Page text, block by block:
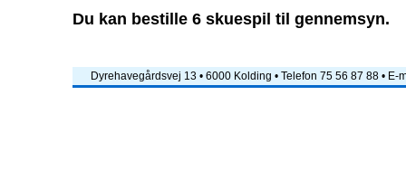
Du kan bestille 6 skuespil til gennemsyn.
Dyrehavegårdsvej 13 • 6000 Kolding • Telefon 75 56 87 88 • E-